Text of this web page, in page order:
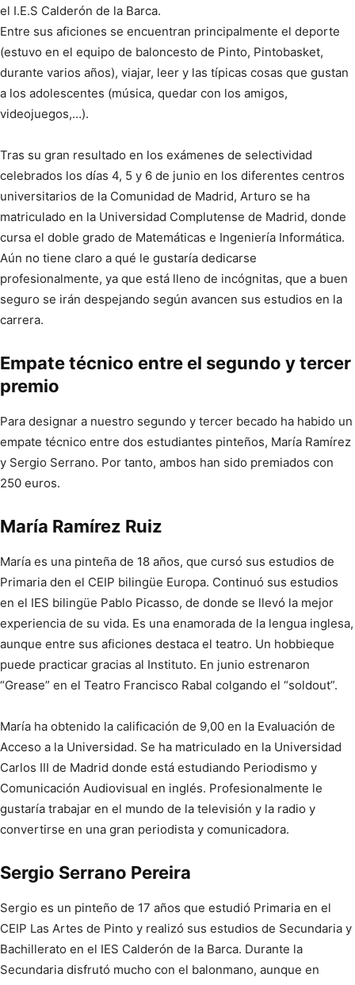
el I.E.S Calderón de la Barca.
Entre sus aficiones se encuentran principalmente el deporte
(estuvo en el equipo de baloncesto de Pinto, Pintobasket,
durante varios años), viajar, leer y las típicas cosas que gustan
a los adolescentes (música, quedar con los amigos,
videojuegos,…).
Tras su gran resultado en los exámenes de selectividad
celebrados los días 4, 5 y 6 de junio en los diferentes centros
universitarios de la Comunidad de Madrid, Arturo se ha
matriculado en la Universidad Complutense de Madrid, donde
cursa el doble grado de Matemáticas e Ingeniería Informática.
Aún no tiene claro a qué le gustaría dedicarse
profesionalmente, ya que está lleno de incógnitas, que a buen
seguro se irán despejando según avancen sus estudios en la
carrera.
Empate técnico entre el segundo y tercer
premio
Para designar a nuestro segundo y tercer becado ha habido un
empate técnico entre dos estudiantes pinteños, María Ramírez
y Sergio Serrano. Por tanto, ambos han sido premiados con
250 euros.
María Ramírez Ruiz
María es una pinteña de 18 años, que cursó sus estudios de
Primaria den el CEIP bilingüe Europa. Continuó sus estudios
en el IES bilingüe Pablo Picasso, de donde se llevó la mejor
experiencia de su vida. Es una enamorada de la lengua inglesa,
aunque entre sus aficiones destaca el teatro. Un hobbieque
puede practicar gracias al Instituto. En junio estrenaron
“Grease” en el Teatro Francisco Rabal colgando el “soldout”.
María ha obtenido la calificación de 9,00 en la Evaluación de
Acceso a la Universidad. Se ha matriculado en la Universidad
Carlos III de Madrid donde está estudiando Periodismo y
Comunicación Audiovisual en inglés. Profesionalmente le
gustaría trabajar en el mundo de la televisión y la radio y
convertirse en una gran periodista y comunicadora.
Sergio Serrano Pereira
Sergio es un pinteño de 17 años que estudió Primaria en el
CEIP Las Artes de Pinto y realizó sus estudios de Secundaria y
Bachillerato en el IES Calderón de la Barca. Durante la
Secundaria disfrutó mucho con el balonmano, aunque en